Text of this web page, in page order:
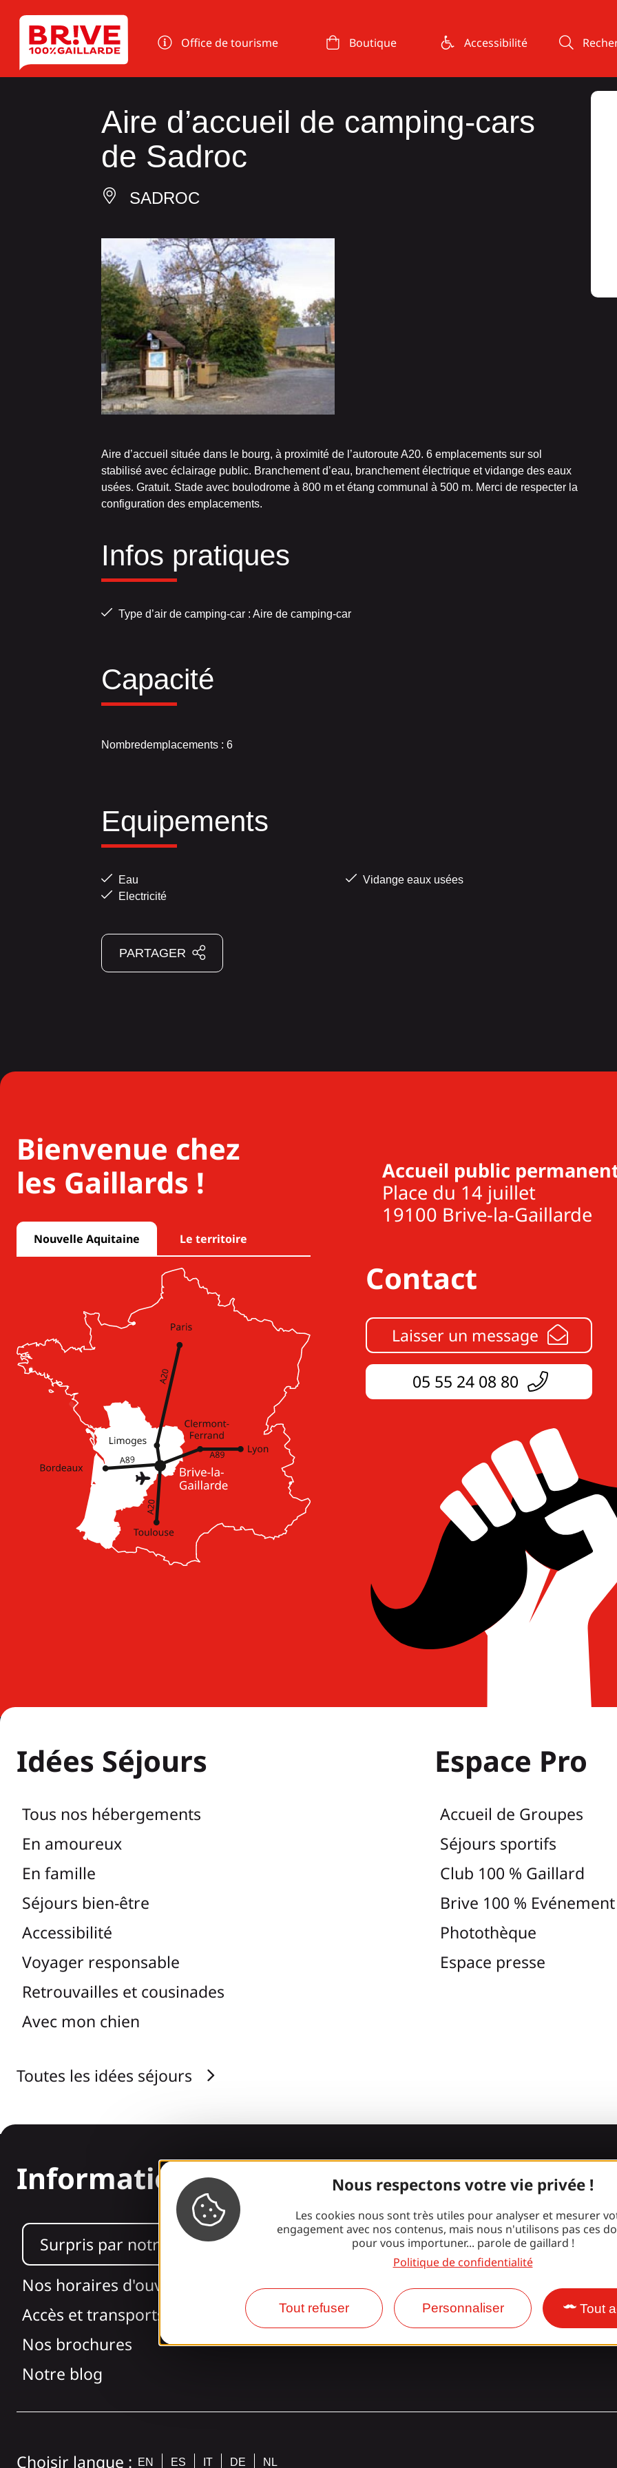
Nous respectons votre vie privée !
Les cookies nous sont très utiles pour analyser et mesurer
engagement avec nos contenus, mais nous n'utilisons pas ces
pour vous importuner... parole de gaillard !
Politique de confidentialité
Tout refuser Personnaliser Tout
Office de tourisme Boutique Accessibilité
Aire d’accueil de camping-cars
de Sadroc
SADROC
Aire d’accueil située dans le bourg, à proximité de l’autoroute A20. 6 emplacements sur sol
stabilisé avec éclairage public. Branchement d’eau, branchement électrique et vidange des eaux
usées. Gratuit. Stade avec boulodrome à 800 m et étang communal à 500 m. Merci de respecter la
configuration des emplacements.
Infos pratiques
Type d’air de camping-car : Aire de camping-car
Capacité
Nombredemplacements : 6
Equipements
Eau
Electricité
Vidange eaux usées
PARTAGER
Bienvenue chez
les Gaillards !
Nouvelle Aquitaine Le territoire
Accueil public
Place du 14 juillet
19100 Brive-la-Gaillarde
Contact
Laisser un message
05 55 24 08 80
Idées Séjours
Tous nos hébergements
En amoureux
En famille
Séjours bien-être
Accessibilité
Voyager responsable
Retrouvailles et cousinades
Avec mon chien
Toutes les idées séjours
Espace Pro
Accueil de Groupes
Séjours sportifs
Club 100 % Gaillard
Brive 100 % Evénement
Photothèque
Espace presse
Informations
Surpris par notre design ?
Nos horaires d'ouverture
Accès et transports
Nos brochures
Notre blog
Rejoignez la
bande
Instagram
Choisir langue : EN ES IT DE NL